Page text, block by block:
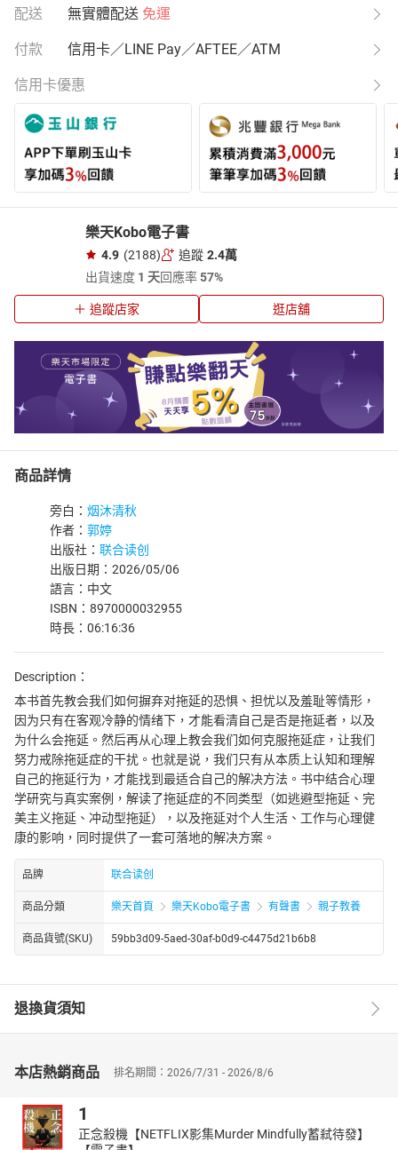
配送 無實體配送 免運
付款 信用卡／LINE Pay／AFTEE／ATM
信用卡優惠
樂天Kobo電子書
4.9 (2188) 追蹤 2.4萬
出貨速度 1 天回應率57%
追蹤店家 逛店舖
商品詳情
旁白： 烟沐清秋
作者： 郭婷
出版社： 联合读创
出版日期：2026/05/06
語言：中文
ISBN：8970000032955
時長：06:16:36
Description：
本书首先教会我们如何摒弃对拖延的恐惧、担忧以及羞耻等情形，
因为只有在客观冷静的情绪下，才能看清自己是否是拖延者，以及
为什么会拖延。然后再从心理上教会我们如何克服拖延症，让我们
努力戒除拖延症的干扰。也就是说，我们只有从本质上认知和理解
自己的拖延行为，才能找到最适合自己的解决方法。书中结合心理
学研究与真实案例，解读了拖延症的不同类型（如逃避型拖延、完
美主义拖延、冲动型拖延），以及拖延对个人生活、工作与心理健
康的影响，同时提供了一套可落地的解决方案。
品牌 联合读创
商品分類 樂天首頁 樂天Kobo電子書 有聲書 親子教養
商品貨號(SKU) 59bb3d09-5aed-30af-b0d9-c4475d21b6b8
退換貨須知
本店熱銷商品 排名期間：2026/7/31 - 2026/8/6
1
正念殺機【NETFLIX影集Murder Mindfully蓄弒待發】